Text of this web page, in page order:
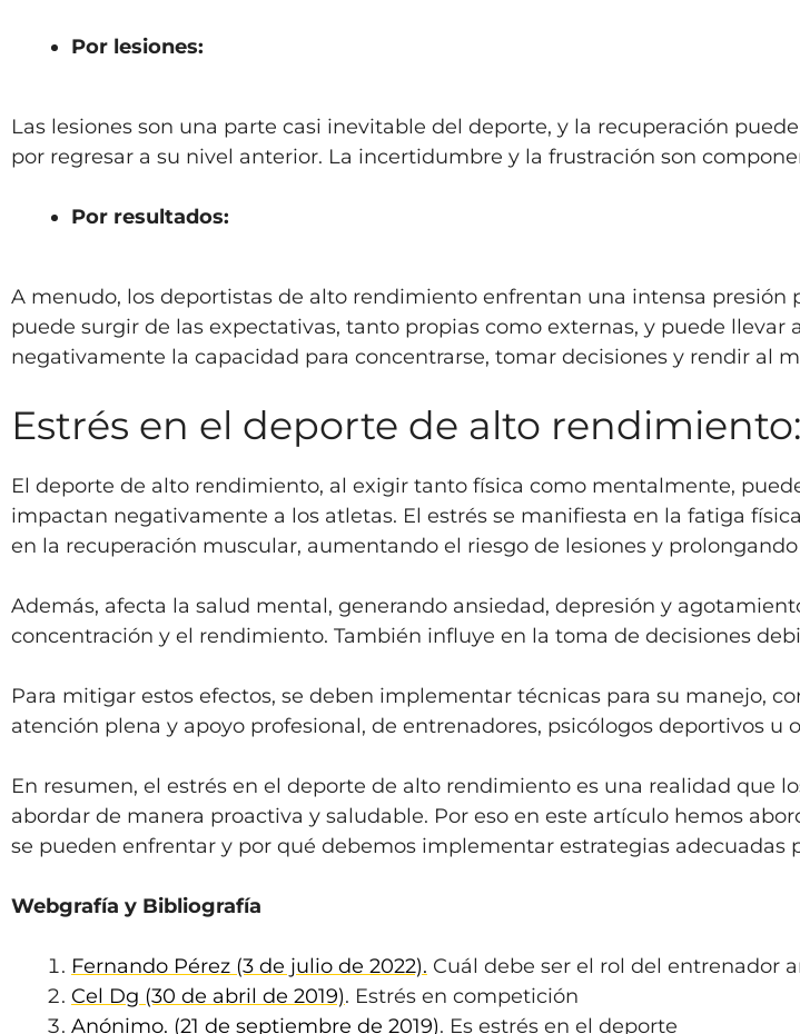
Por lesiones:
Las lesiones son una parte casi inevitable del deporte, y la recuperación
por regresar a su nivel anterior. La incertidumbre y la frustración son
Por resultados:
A menudo, los deportistas de alto rendimiento enfrentan una intensa presión
puede surgir de las expectativas, tanto propias como externas, y puede llevar
negativamente la capacidad para concentrarse, tomar decisiones y rendir al
Estrés en el deporte de alto
El deporte de alto rendimiento, al exigir tanto física como mentalmente,
impactan negativamente a los atletas. El estrés se manifiesta en la fatiga
en la recuperación muscular, aumentando el riesgo de lesiones y
Además, afecta la salud mental, generando ansiedad, depresión y
concentración y el rendimiento. También influye en la toma de decisiones
Para mitigar estos efectos, se deben implementar técnicas para su manejo,
atención plena y apoyo profesional, de entrenadores, psicólogos deportivos u
En resumen, el estrés en el deporte de alto rendimiento es una realidad que
abordar de manera proactiva y saludable. Por eso en este artículo hemos
se pueden enfrentar y por qué debemos implementar estrategias adecuadas
Webgrafía y Bibliografía
Fernando Pérez (3 de julio de 2022). Cuál debe ser el rol del entrenador
Cel Dg (30 de abril de 2019). Estrés en competición
Anónimo. (21 de septiembre de 2019). Es estrés en el deporte